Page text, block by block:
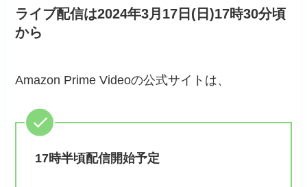
ライブ配信は2024年3月17日(日)17時30分頃
から
Amazon Prime Videoの公式サイトは、
17時半頃配信開始予定